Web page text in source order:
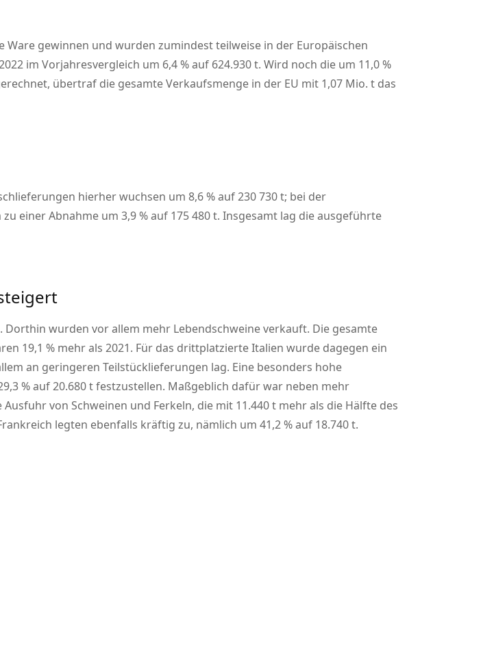
gewinnen und wurden zumindest teilweise in der Europäischen
im Vorjahresvergleich um 6,4 % auf 624.930 t. Wird noch die um 11,0 %
übertraf die gesamte Verkaufsmenge in der EU mit 1,07 Mio. t das
hierher wuchsen um 8,6 % auf 230 730 t; bei der
einer Abnahme um 3,9 % auf 175 480 t. Insgesamt lag die ausgeführte
wurden vor allem mehr Lebendschweine verkauft. Die gesamte
19,1 % mehr als 2021. Für das drittplatzierte Italien wurde dagegen ein
an geringeren Teilstücklieferungen lag. Eine besonders hohe
% auf 20.680 t festzustellen. Maßgeblich dafür war neben mehr
von Schweinen und Ferkeln, die mit 11.440 t mehr als die Hälfte des
legten ebenfalls kräftig zu, nämlich um 41,2 % auf 18.740 t.